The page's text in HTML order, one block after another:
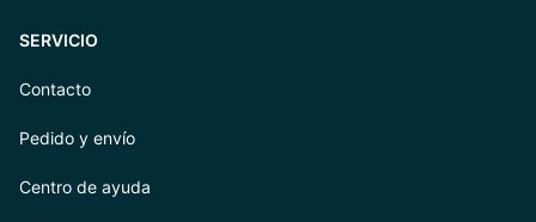
SERVICIO
Contacto
Pedido y envío
Centro de ayuda